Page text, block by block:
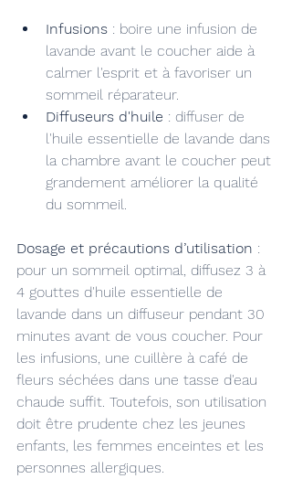
Infusions : boire une infusion de
lavande avant le coucher aide à
calmer l'esprit et à favoriser un
sommeil réparateur.
Diffuseurs d'huile : diffuser de
l'huile essentielle de lavande dans
la chambre avant le coucher peut
grandement améliorer la qualité
du sommeil.
Dosage et précautions d’utilisation :
pour un sommeil optimal, diffusez 3 à
4 gouttes d'huile essentielle de
lavande dans un diffuseur pendant 30
minutes avant de vous coucher. Pour
les infusions, une cuillère à café de
fleurs séchées dans une tasse d'eau
chaude suffit. Toutefois, son utilisation
doit être prudente chez les jeunes
enfants, les femmes enceintes et les
personnes allergiques.